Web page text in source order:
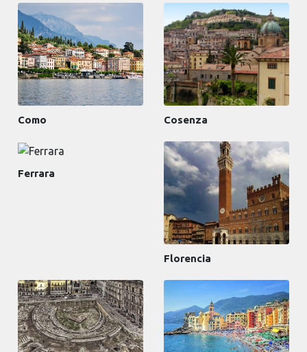
Como Cosenza
Ferrara
Florencia